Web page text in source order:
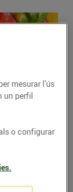
mesurar l’ús
un perfil
o configurar